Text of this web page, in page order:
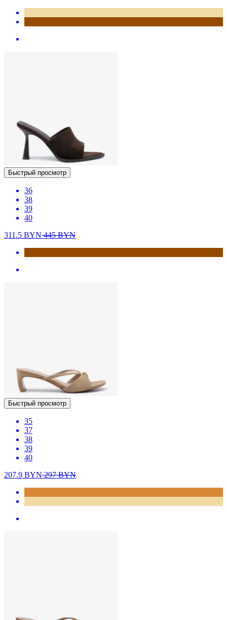
Быстрый просмотр
36
38
39
40
311.5 BYN445BYN
Быстрый просмотр
35
37
38
39
40
207.9 BYN297BYN